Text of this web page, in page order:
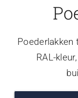
Poederlakken
RAL-